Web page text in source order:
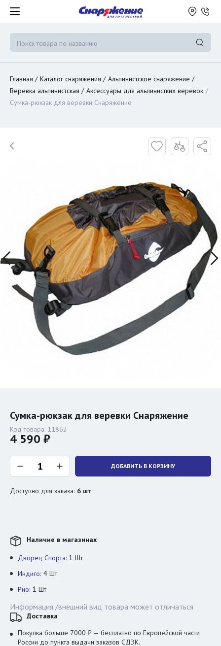
Главная Каталог снаряжения
Альпинистское снаряжение
Веревка альпинистская
Аксессуары для альпинистких веревок
Сумка-рюкзак для веревки Снаряжение
Сумка-рюкзак для веревки Снаряжение
Код товара: 11862
4 590 ₽
ДОБАВИТЬ В КОРЗИНУ
Доступно для заказа: 6 шт
Наличие в магазинах
Дворец Спорта: 1 Шт
Индиго: 4 Шт
Рио: 1 Шт
Информация /внешний вид товара может отличаться
Доставка
Покупка больше 7000 ₽ — бесплатно по Европейской части
России до пункта выдачи заказов СДЭК.